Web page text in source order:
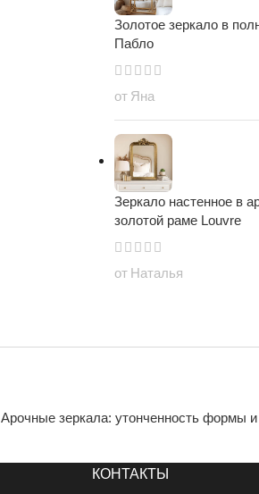
Золотое зеркало в
Пабло
от Яна
Зеркало настенное в
золотой раме Louvre
от Наталья
Арочные зеркала: утонченность формы и
КОНТАКТЫ